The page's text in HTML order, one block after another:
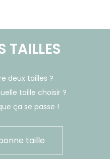
TAILLES
deux tailles ?
taille choisir ?
ça se passe !
taille